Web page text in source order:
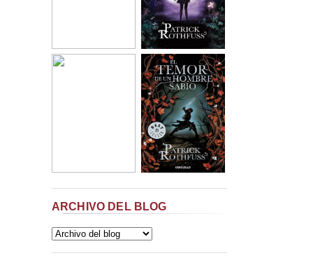
ARCHIVO DEL BLOG